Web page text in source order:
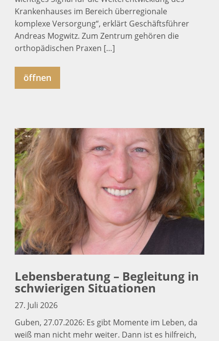
Krankenhauses im Bereich überregionale
komplexe Versorgung“, erklärt Geschäftsführer
Andreas Mogwitz. Zum Zentrum gehören die
orthopädischen Praxen […]
öffnen
Lebensberatung – Begleitung in
schwierigen Situationen
27. Juli 2026
Guben, 27.07.2026: Es gibt Momente im Leben, da
weiß man nicht mehr weiter. Dann ist es hilfreich,